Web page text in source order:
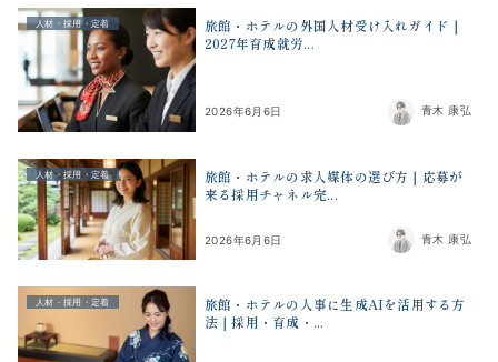
人材・採用・定着
旅館・ホテルの外国人材受け入れガイド｜
2027年育成就労...
2026年6月6日 青木 康弘
人材・採用・定着
旅館・ホテルの求人媒体の選び方｜応募が
来る採用チャネル完...
2026年6月6日 青木 康弘
人材・採用・定着
旅館・ホテルの人事に生成AIを活用する方
法｜採用・育成・...